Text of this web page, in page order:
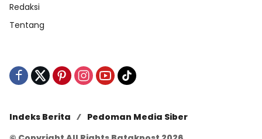
Redaksi
Tentang
Indeks Berita
Pedoman Media Siber